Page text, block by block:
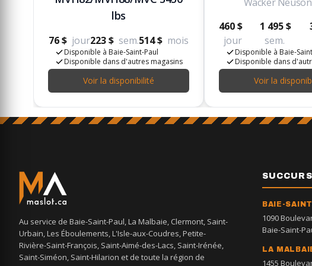
lbs
76 $ jour223 $ sem.514 $ mois
Disponible à Baie-Saint-Paul
Disponible dans d'autres magasins
Voir la disponibilité
460 $
jour
1 495 $
sem.
Disponible à Baie-
Disponible dans
Voir la
Au service de Baie-Saint-Paul, La Malbaie, Clermont, Saint-
Urbain, Les Éboulements, L'Isle-aux-Coudres, Petite-
Rivière-Saint-François, Saint-Aimé-des-Lacs, Saint-Irénée,
Saint-Siméon, Saint-Hilarion et de toute la région de
BAIE-
1090
Baie-Saint-
LA
1455